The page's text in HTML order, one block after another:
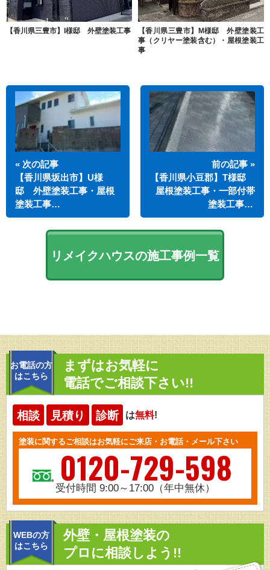
【香川県三豊市】I様邸 外壁塗装工事
【香川県三豊市】M様邸 外壁塗装工
事（クリヤー塗装含む）・屋根塗装工
事
« 次の記事
【香川県坂出市】U様
邸 外壁塗装工事・屋根
塗装工事…
前の記事 »
【香川県小豆郡】T様邸
屋根塗装工事・一部付帯
塗装工事…
リメイクハウスの施工事例一覧
お電話の方
はこちら
まずはお気軽に
電話でご相談下さい!!
相談 見積り 診断 は無料!
塗装に関するご相談はお気軽にご来店・お電話・メール下さい
0120-729-598
受付時間 9:00～17:00（年中無休）
WEBの方
はこちら
外壁・屋根塗装の
プロに相談しよう!!